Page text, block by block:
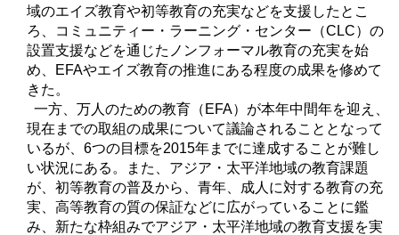
域のエイズ教育や初等教育の充実などを支援したとこ
ろ、コミュニティー・ラーニング・センター（CLC）の
設置支援などを通じたノンフォーマル教育の充実を始
め、EFAやエイズ教育の推進にある程度の成果を修めて
きた。
一方、万人のための教育（EFA）が本年中間年を迎え、
現在までの取組の成果について議論されることとなって
いるが、6つの目標を2015年までに達成することが難し
い状況にある。また、アジア・太平洋地域の教育課題
が、初等教育の普及から、青年、成人に対する教育の充
実、高等教育の質の保証などに広がっていることに鑑
み、新たな枠組みでアジア・太平洋地域の教育支援を実